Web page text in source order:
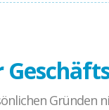
Gründen